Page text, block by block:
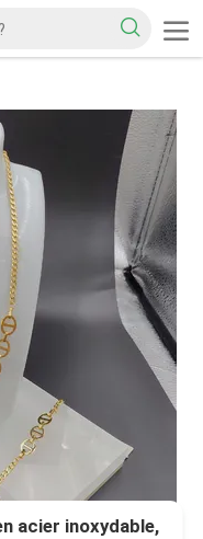
acier inoxydable,